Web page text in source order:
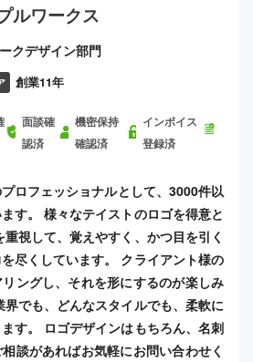
ルワークス
クデザイン部門
創業11年
面談確
認済
機密保持
確認済
インボイス
登録済
ロフェッショナルとして、3000件以
す。 様々なテイストのロゴを得意と
視して、覚えやすく、かつ目を引く
尽くしています。 クライアント様の
ングし、それを形にするのが楽しみ
でも、どんなスタイルでも、柔軟に
す。 ロゴデザインはもちろん、名刺
談があればお気軽にお問い合わせく